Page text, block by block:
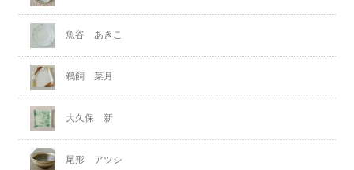
魚谷 あきこ
鵜飼 菜月
大久保 新
尾形 アツシ